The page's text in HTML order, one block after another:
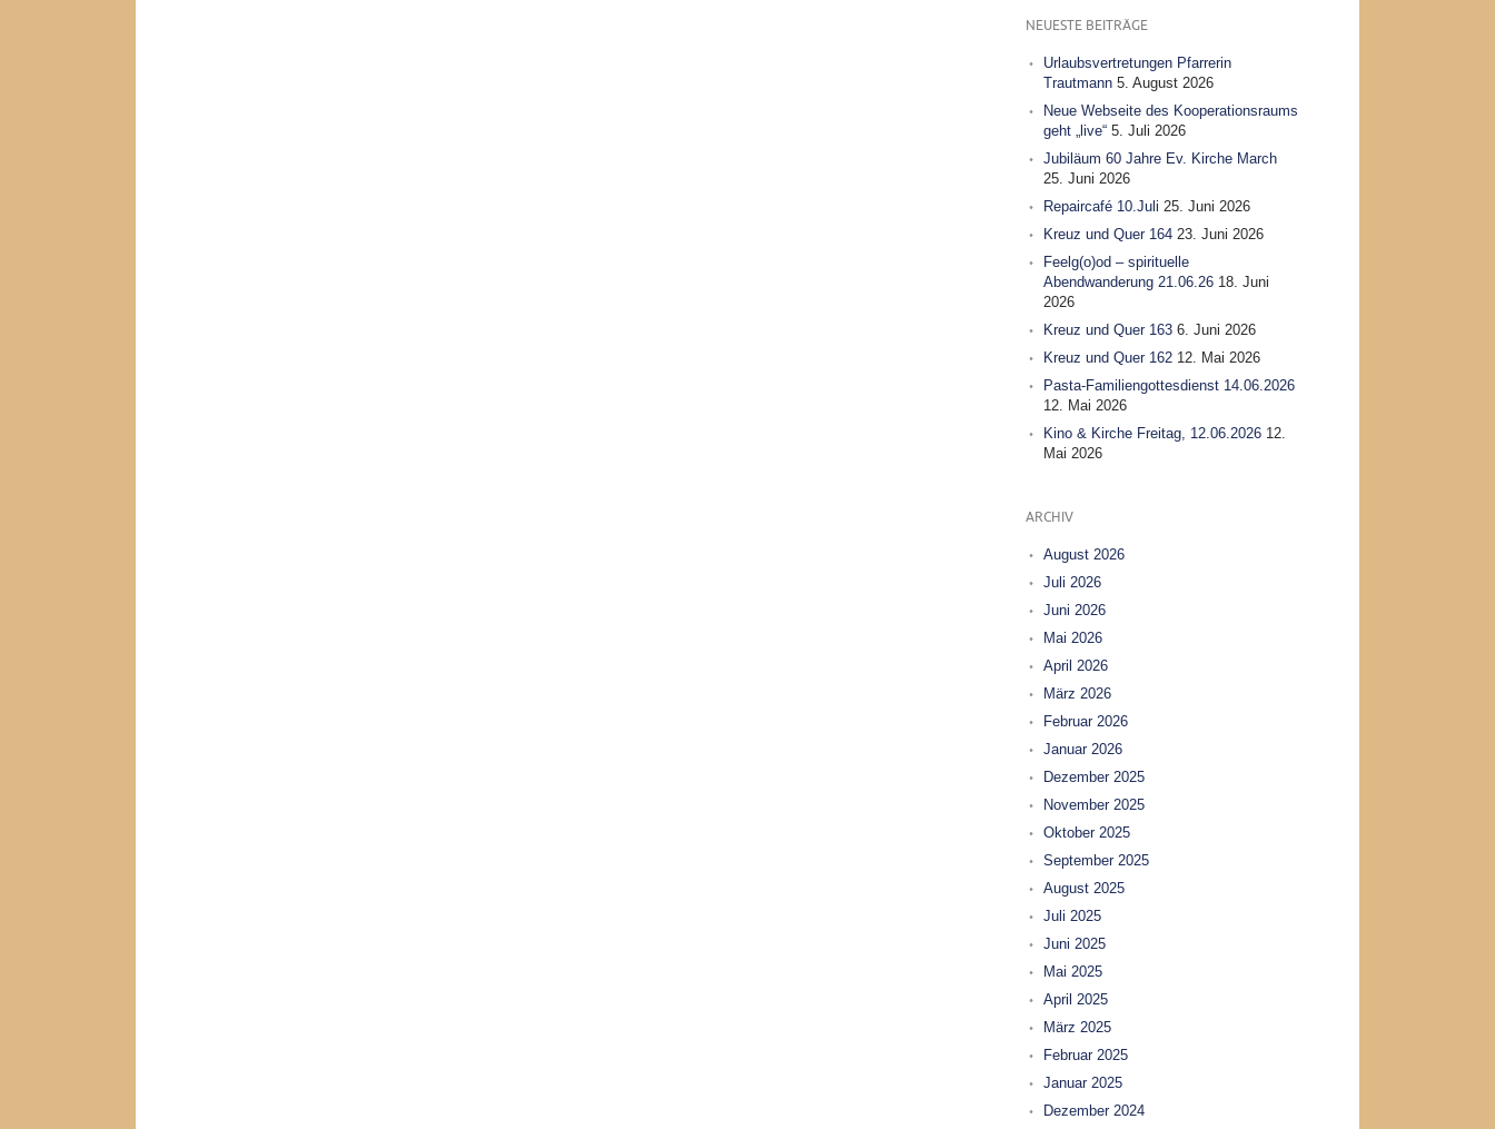
NEUESTE BEITRÄGE
Urlaubsvertretungen Pfarrerin
Trautmann 5. August 2026
Neue Webseite des Kooperationsraums
geht „live“ 5. Juli 2026
Jubiläum 60 Jahre Ev. Kirche March
25. Juni 2026
Repaircafé 10.Juli 25. Juni 2026
Kreuz und Quer 164 23. Juni 2026
Feelg(o)od – spirituelle
Abendwanderung 21.06.26 18. Juni
2026
Kreuz und Quer 163 6. Juni 2026
Kreuz und Quer 162 12. Mai 2026
Pasta-Familiengottesdienst 14.06.2026
12. Mai 2026
Kino & Kirche Freitag, 12.06.2026 12.
Mai 2026
ARCHIV
August 2026
Juli 2026
Juni 2026
Mai 2026
April 2026
März 2026
Februar 2026
Januar 2026
Dezember 2025
November 2025
Oktober 2025
September 2025
August 2025
Juli 2025
Juni 2025
Mai 2025
April 2025
März 2025
Februar 2025
Januar 2025
Dezember 2024